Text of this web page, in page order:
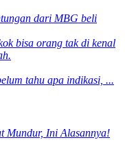
dari MBG beli
tahu apa indikasi, ...